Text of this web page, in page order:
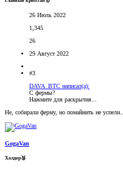
26 Июль 2022
1,345
26
29 Август 2022
#3
DAVA_BTC написал(а):
С фермы?
Нажмите для раскрытия...
Не, собирали ферму, но помайнить не успели...
GogaVan
Холдер🥉